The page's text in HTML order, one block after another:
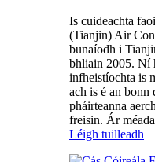
Is cuideachta
(Tianjin) Air
bunaíodh i
bhliain 2005. Ní
infheistíochta is
ach is é an bonn
pháirteanna
freisin. Ár
Léigh tuilleadh